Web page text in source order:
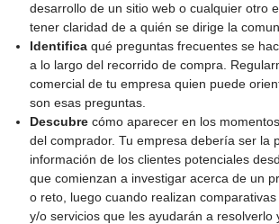
desarrollo de un sitio web o cualquier otro
tener claridad de a quién se dirige la
Identifica qué preguntas frecuentes se
a lo largo del recorrido de compra.
comercial de tu empresa quien puede
son esas preguntas.
Descubre cómo aparecer en los
del comprador. Tu empresa debería ser la
información de los clientes potenciales
que comienzan a investigar acerca de un
o reto, luego cuando realizan
y/o servicios que les ayudarán a resolverlo